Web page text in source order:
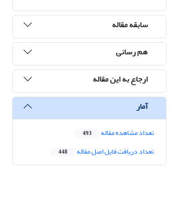
سابقه مقاله
هم رسانی
ارجاع به این مقاله
آمار
تعداد مشاهده مقاله 493
تعداد دریافت فایل اصل مقاله 448